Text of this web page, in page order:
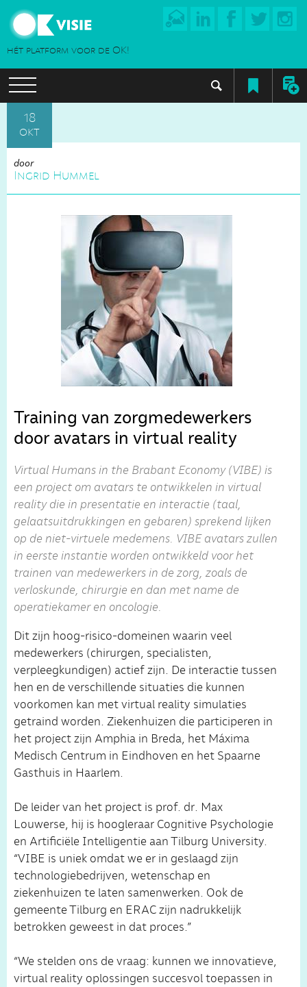
hét platform voor de OK!
18
okt
door
Ingrid Hummel
Training van zorgmedewerkers
door avatars in virtual reality
Virtual Humans in the Brabant Economy (VIBE) is
een project om avatars te ontwikkelen in virtual
reality die in presentatie en interactie (taal,
gelaatsuitdrukkingen en gebaren) sprekend lijken
op de niet-virtuele medemens. VIBE avatars zullen
in eerste instantie worden ontwikkeld voor het
trainen van medewerkers in de zorg, zoals de
verloskunde, chirurgie en dan met name de
operatiekamer en oncologie.
Dit zijn hoog-risico-domeinen waarin veel
medewerkers (chirurgen, specialisten,
verpleegkundigen) actief zijn. De interactie tussen
hen en de verschillende situaties die kunnen
voorkomen kan met virtual reality simulaties
getraind worden. Ziekenhuizen die participeren in
het project zijn Amphia in Breda, het Máxima
Medisch Centrum in Eindhoven en het Spaarne
Gasthuis in Haarlem.
De leider van het project is prof. dr. Max
Louwerse, hij is hoogleraar Cognitive Psychologie
en Artificiële Intelligentie aan Tilburg University.
“VIBE is uniek omdat we er in geslaagd zijn
technologiebedrijven, wetenschap en
ziekenhuizen te laten samenwerken. Ook de
gemeente Tilburg en ERAC zijn nadrukkelijk
betrokken geweest in dat proces.”
“We stelden ons de vraag: kunnen we innovatieve,
virtual reality oplossingen succesvol toepassen in